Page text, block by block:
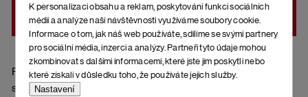
K personalizaci obsahu a reklam, poskytování funkcí sociálních
médií a analýze naší návštěvnosti využíváme soubory cookie.
Informace o tom, jak náš web používáte, sdílíme se svými partnery
pro sociální média, inzerci a analýzy. Partneři tyto údaje mohou
zkombinovat s dalšími informacemi, které jste jim poskytli nebo
které získali v důsledku toho, že používáte jejich služby.
Nastavení
Pásky přes nohy z přírodní kůže (semišová úprava), korková
stélka potažená kůží (semiš) a spodní část podrážky z gumy.
DO KOŠÍKU